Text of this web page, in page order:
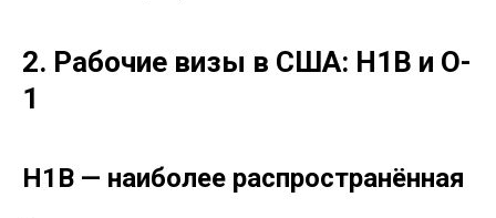
2. Рабочие визы в США: H1B и O-
1
H1B — наиболее распространённая